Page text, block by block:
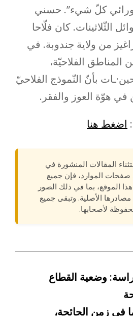
كلّ شيء”. حسني
الثّلاثينات. كان فلّاحا
من ولاية جندوبة. في
المناطق الفلاحيّة،
بأنّ النّموذج الفلاحيّ
في هوّة العوز والفقر.
اضغط هنا
المقالات المنشورة في
الموارد، فإن جميع
الموقع، بما في ذلك الصور
الأصلية. وتبقى جميع
لأصحابها.
وضعية القطاع
في زمن الجائحة،